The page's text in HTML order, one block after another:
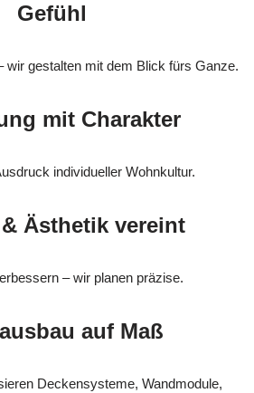
Gefühl
wir gestalten mit dem Blick fürs Ganze.
mit Charakter
individueller Wohnkultur.
Ästhetik vereint
– wir planen präzise.
auf Maß
Deckensysteme, Wandmodule,